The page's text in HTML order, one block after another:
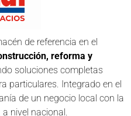
de referencia en el
reforma y
soluciones completas
particulares. Integrado en el
de un negocio local con la
nivel nacional.